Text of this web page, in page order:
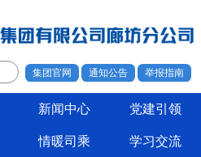
集团官网 通知公告 举报指南
新闻中心 党建引领
情暖司乘 学习交流